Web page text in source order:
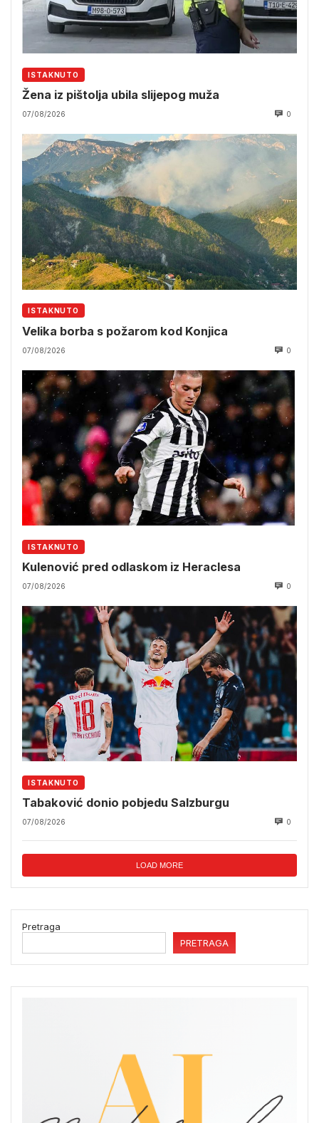
ISTAKNUTO
Žena iz pištolja ubila slijepog muža
07/08/2026 0
ISTAKNUTO
Velika borba s požarom kod Konjica
07/08/2026 0
ISTAKNUTO
Kulenović pred odlaskom iz Heraclesa
07/08/2026 0
ISTAKNUTO
Tabaković donio pobjedu Salzburgu
07/08/2026 0
LOAD MORE
Pretraga
PRETRAGA